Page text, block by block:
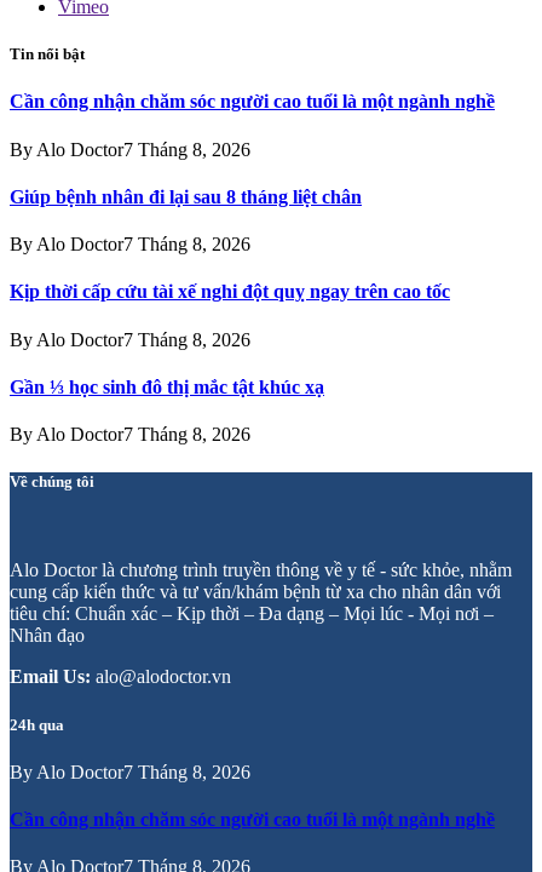
Vimeo
Tin nổi bật
Cần công nhận chăm sóc người cao tuổi là một ngành nghề
By Alo Doctor7 Tháng 8, 2026
Giúp bệnh nhân đi lại sau 8 tháng liệt chân
By Alo Doctor7 Tháng 8, 2026
Kịp thời cấp cứu tài xế nghi đột quỵ ngay trên cao tốc
By Alo Doctor7 Tháng 8, 2026
Gần ⅓ học sinh đô thị mắc tật khúc xạ
By Alo Doctor7 Tháng 8, 2026
Về chúng tôi
Alo Doctor là chương trình truyền thông về y tế - sức khỏe, nhằm
cung cấp kiến thức và tư vấn/khám bệnh từ xa cho nhân dân với
tiêu chí: Chuẩn xác – Kịp thời – Đa dạng – Mọi lúc - Mọi nơi –
Nhân đạo
Email Us: alo@alodoctor.vn
24h qua
By Alo Doctor7 Tháng 8, 2026
Cần công nhận chăm sóc người cao tuổi là một ngành nghề
By Alo Doctor7 Tháng 8, 2026